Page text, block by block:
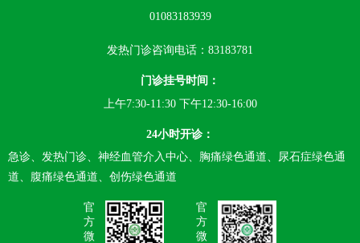
01083183939
发热门诊咨询电话：83183781
门诊挂号时间：
上午7:30-11:30 下午12:30-16:00
24小时开诊：
急诊、发热门诊、神经血管介入中心、胸痛绿色通道、尿石症绿色通
道、腹痛绿色通道、创伤绿色通道
官
方
微
官
方
微